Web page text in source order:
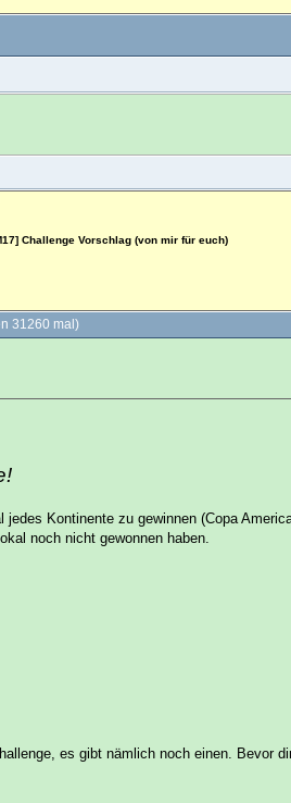
Challenge Vorschlag (von mir für euch)
31260 mal)
Kontinente zu gewinnen (Copa
noch nicht gewonnen haben.
es gibt nämlich noch einen. Bevor